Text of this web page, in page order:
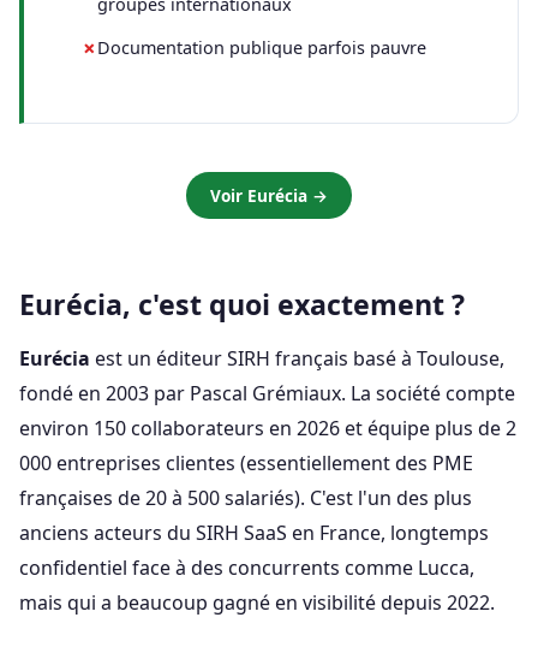
Documentation publique parfois pauvre
Voir Eurécia →
Eurécia, c'est quoi exactement ?
Eurécia est un éditeur SIRH français basé à Toulouse,
fondé en 2003 par Pascal Grémiaux. La société compte
environ 150 collaborateurs en 2026 et équipe plus de 2
000 entreprises clientes (essentiellement des PME
françaises de 20 à 500 salariés). C'est l'un des plus
anciens acteurs du SIRH SaaS en France, longtemps
confidentiel face à des concurrents comme Lucca,
mais qui a beaucoup gagné en visibilité depuis 2022.